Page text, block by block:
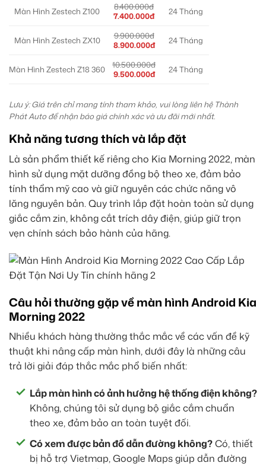
Màn Hình Zestech Z100
8.400.000đ
7.400.000đ
24 Tháng
Màn Hình Zestech ZX10
9.900.000đ
8.900.000đ
24 Tháng
Màn Hình Zestech Z18 360
10.500.000đ
9.500.000đ
24 Tháng
Lưu ý: Giá trên chỉ mang tính tham khảo, vui lòng liên hệ Thành
Phát Auto để nhận báo giá chính xác và ưu đãi mới nhất.
Khả năng tương thích và lắp đặt
Là sản phẩm thiết kế riêng cho Kia Morning 2022, màn
hình sử dụng mặt dưỡng đồng bộ theo xe, đảm bảo
tính thẩm mỹ cao và giữ nguyên các chức năng vô
lăng nguyên bản. Quy trình lắp đặt hoàn toàn sử dụng
giắc cắm zin, không cắt trích dây điện, giúp giữ trọn
vẹn chính sách bảo hành của hãng.
Câu hỏi thường gặp về màn hình Android Kia
Morning 2022
Nhiều khách hàng thường thắc mắc về các vấn đề kỹ
thuật khi nâng cấp màn hình, dưới đây là những câu
trả lời giải đáp thắc mắc phổ biến nhất:
Lắp màn hình có ảnh hưởng hệ thống điện không?
Không, chúng tôi sử dụng bộ giắc cắm chuẩn
theo xe, đảm bảo an toàn tuyệt đối.
Có xem được bản đồ dẫn đường không?Có, thiết
bị hỗ trợ Vietmap, Google Maps giúp dẫn đường